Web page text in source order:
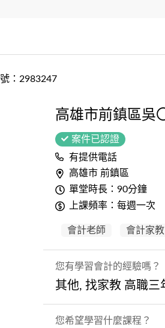
：2983247
高雄市前鎮區吳
案件已認證
有提供電話
高雄市 前鎮區
單堂時長：90分鐘
上課頻率：每週一次
會計老師 會計家教
您有學習會計的經驗嗎？
其他, 找家教 高職
您希望學習什麼課程？